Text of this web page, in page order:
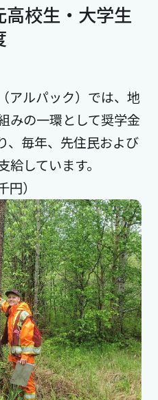
校生・大学生
アルパック）では、地
みの一環として奨学金
、毎年、先住民および
しています。
）